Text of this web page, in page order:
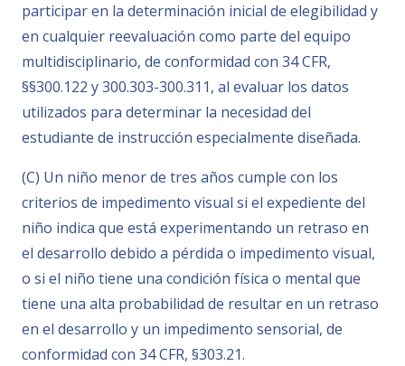
participar en la determinación inicial de elegibilidad y
en cualquier reevaluación como parte del equipo
multidisciplinario, de conformidad con 34 CFR,
§§300.122 y 300.303-300.311, al evaluar los datos
utilizados para determinar la necesidad del
estudiante de instrucción especialmente diseñada.
(C) Un niño menor de tres años cumple con los
criterios de impedimento visual si el expediente del
niño indica que está experimentando un retraso en
el desarrollo debido a pérdida o impedimento visual,
o si el niño tiene una condición física o mental que
tiene una alta probabilidad de resultar en un retraso
en el desarrollo y un impedimento sensorial, de
conformidad con 34 CFR, §303.21.